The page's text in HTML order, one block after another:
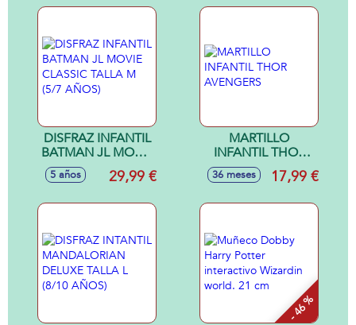
DISFRAZ INFANTIL
BATMAN JL MOVIE
CLASSIC TALLA M
(5/7 AÑOS)
5 años 29,99 €
MARTILLO
INFANTIL THOR
AVENGERS
36 meses 17,99 €
- 46 %